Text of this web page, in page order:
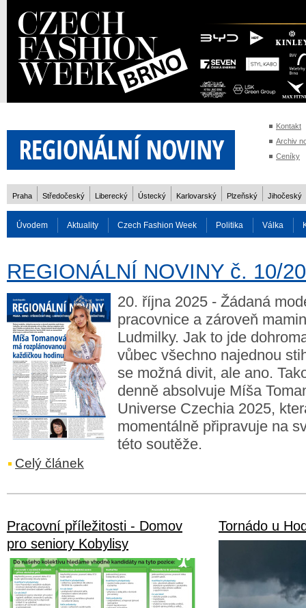
Kontakt
Archiv
Ceníky
Praha Středočeský Liberecký Ústecký Karlovarský Plzeňský Jihočeský
Úvodem Aktuality Czech Fashion Week Politika Válka
Reality Cestování
Rozhovory
REGIONÁLNÍ NOVINY č. 10/
20. října 2025 - Žádaná
pracovnice a zároveň
Ludmilky. Jak to jde
vůbec všechno najednou
se možná divit, ale ano.
denně absolvuje Míša
Universe Czechia 2025,
momentálně připravuje na
této soutěže.
Celý článek
Pracovní příležitosti - Domov
pro seniory Kobylisy
Tornádo u